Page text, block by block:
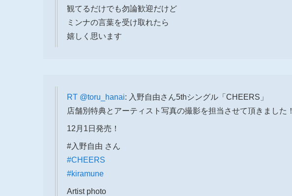
観てるだけでも勿論歓迎だけど
ミンナの言葉を受け取れたら
嬉しく思います
RT @toru_hanai: 入野自由さん5thシングル「CHEERS」
店舗別特典とアーティスト写真の撮影を担当させて頂きました！
12月1日発売！
#入野自由 さん
#CHEERS
#kiramune
Artist photo